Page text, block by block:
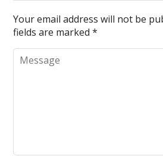
Your email address will not be
fields are marked*